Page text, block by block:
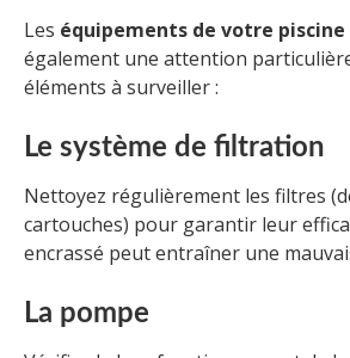
Les équipements de votre piscine
également une attention
éléments à surveiller :
Le système de filtration
Nettoyez régulièrement les filtres
cartouches) pour garantir leur
encrassé peut entraîner une
La pompe